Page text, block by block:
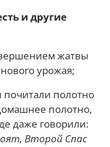
и другие
жатвы
урожая;
полотно
полотно,
даже говорили:
Второй Спас